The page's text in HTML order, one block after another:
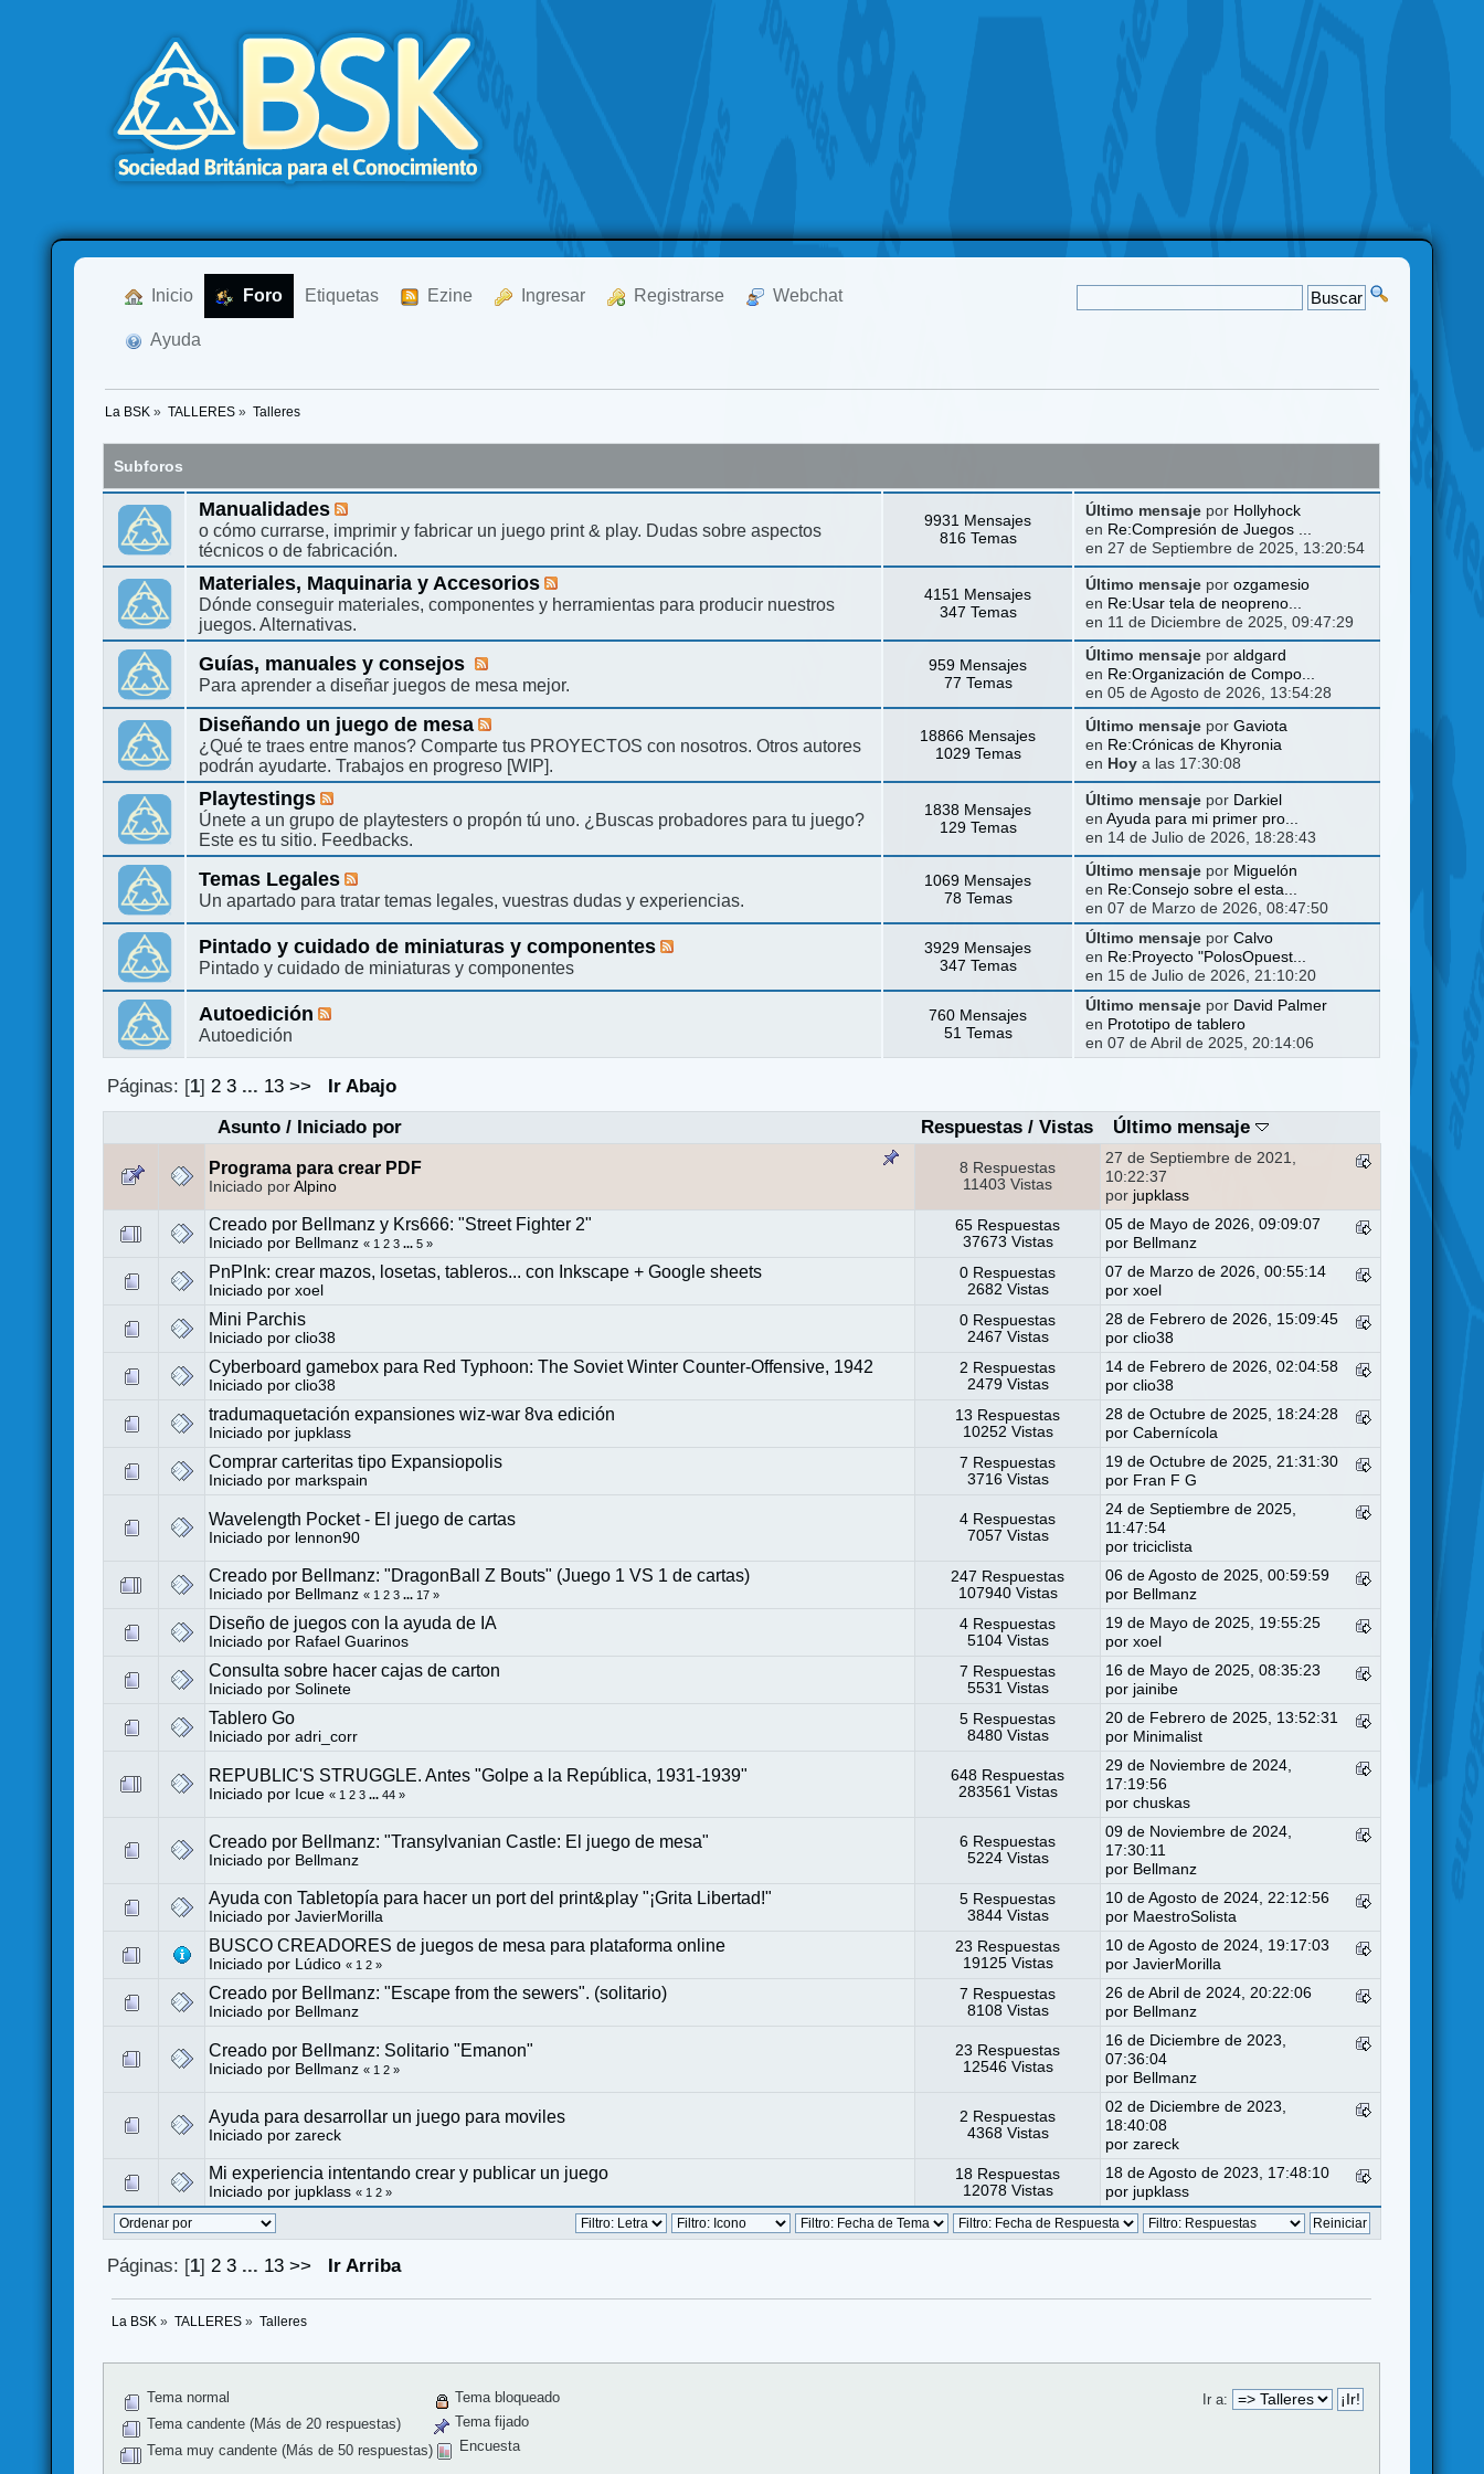
Inicio Foro Etiquetas Ezine Ingresar Registrarse Webchat
Ayuda
La BSK » TALLERES» Talleres
Subforos
Manualidades
o cómo currarse, imprimir y fabricar un juego print & play. Dudas sobre aspectos
técnicos o de fabricación.
9931 Mensajes
816 Temas
Último mensajepor Hollyhock
en Re:Compresión de Juegos ...
en 27 de Septiembre de 2025, 13:20:54
Materiales, Maquinaria y Accesorios
Dónde conseguir materiales, componentes y herramientas para producir nuestros
juegos. Alternativas.
4151 Mensajes
347 Temas
Último mensajepor ozgamesio
en Re:Usar tela de neopreno...
en 11 de Diciembre de 2025, 09:47:29
Guías, manuales y consejos
Para aprender a diseñar juegos de mesa mejor.
959 Mensajes
77 Temas
Último mensajepor aldgard
en Re:Organización de Compo...
en 05 de Agosto de 2026, 13:54:28
Diseñando un juego de mesa
¿Qué te traes entre manos? Comparte tus PROYECTOS con nosotros. Otros autores
podrán ayudarte. Trabajos en progreso [WIP].
18866 Mensajes
1029 Temas
Último mensajepor Gaviota
en Re:Crónicas de Khyronia
en Hoya las 17:30:08
Playtestings
Únete a un grupo de playtesters o propón tú uno. ¿Buscas probadores para tu juego?
Este es tu sitio. Feedbacks.
1838 Mensajes
129 Temas
Último mensajepor Darkiel
en Ayuda para mi primer pro...
en 14 de Julio de 2026, 18:28:43
Temas Legales
Un apartado para tratar temas legales, vuestras dudas y experiencias.
1069 Mensajes
78 Temas
Último mensajepor Miguelón
en Re:Consejo sobre el esta...
en 07 de Marzo de 2026, 08:47:50
Pintado y cuidado de miniaturas y componentes
Pintado y cuidado de miniaturas y componentes
3929 Mensajes
347 Temas
Último mensajepor Calvo
en Re:Proyecto "PolosOpuest...
en 15 de Julio de 2026, 21:10:20
Autoedición
Autoedición
760 Mensajes
51 Temas
Último mensajepor David Palmer
en Prototipo de tablero
en 07 de Abril de 2025, 20:14:06
Páginas: [1] 2 3 ... 13 >>
Ir Abajo
Asunto/ Iniciado por Respuestas /Vistas Último mensaje
Programa para crear PDF
Iniciado porAlpino
8 Respuestas
11403 Vistas
27 de Septiembre de 2021,
10:22:37
por jupklass
Creado por Bellmanz y Krs666: "Street Fighter 2"
Iniciado por Bellmanz « 1 2 3 ...5 »
65 Respuestas
37673 Vistas
05 de Mayo de 2026, 09:09:07
por Bellmanz
PnPInk: crear mazos, losetas, tableros... con Inkscape + Google sheets
Iniciado porxoel
0 Respuestas
2682 Vistas
07 de Marzo de 2026, 00:55:14
porxoel
Mini Parchis
Iniciado porclio38
0 Respuestas
2467 Vistas
28 de Febrero de 2026, 15:09:45
porclio38
Cyberboard gamebox para Red Typhoon: The Soviet Winter Counter-Offensive, 1942
Iniciado porclio38
2 Respuestas
2479 Vistas
14 de Febrero de 2026, 02:04:58
porclio38
tradumaquetación expansiones wiz-war 8va edición
Iniciado por jupklass
13 Respuestas
10252 Vistas
28 de Octubre de 2025, 18:24:28
porCabernícola
Comprar carteritas tipo Expansiopolis
Iniciado por markspain
7 Respuestas
3716 Vistas
19 de Octubre de 2025, 21:31:30
por Fran F G
Wavelength Pocket - El juego de cartas
Iniciado por lennon90
4 Respuestas
7057 Vistas
24 de Septiembre de 2025,
11:47:54
portriciclista
Creado por Bellmanz: "DragonBall Z Bouts" (Juego 1 VS 1 de cartas)
Iniciado por Bellmanz « 1 2 3 ... 17 »
247 Respuestas
107940 Vistas
06 de Agosto de 2025, 00:59:59
por Bellmanz
Diseño de juegos con la ayuda de IA
Iniciado por Rafael Guarinos
4 Respuestas
5104 Vistas
19 de Mayo de 2025, 19:55:25
porxoel
Consulta sobre hacer cajas de carton
Iniciado porSolinete
7 Respuestas
5531 Vistas
16 de Mayo de 2025, 08:35:23
por jainibe
Tablero Go
Iniciado poradri_corr
5 Respuestas
8480 Vistas
20 de Febrero de 2025, 13:52:31
por Minimalist
REPUBLIC'S STRUGGLE. Antes "Golpe a la República, 1931-1939"
Iniciado por Icue « 1 2 3 ...44 »
648 Respuestas
283561 Vistas
29 de Noviembre de 2024,
17:19:56
porchuskas
Creado por Bellmanz: "Transylvanian Castle: El juego de mesa"
Iniciado por Bellmanz
6 Respuestas
5224 Vistas
09 de Noviembre de 2024,
17:30:11
por Bellmanz
Ayuda con Tabletopía para hacer un port del print&play "¡Grita Libertad!"
Iniciado porJavierMorilla
5 Respuestas
3844 Vistas
10 de Agosto de 2024, 22:12:56
por MaestroSolista
BUSCO CREADORES de juegos de mesa para plataforma online
Iniciado por Lúdico « 1 2 »
23 Respuestas
19125 Vistas
10 de Agosto de 2024, 19:17:03
porJavierMorilla
Creado por Bellmanz: "Escape from the sewers". (solitario)
Iniciado por Bellmanz
7 Respuestas
8108 Vistas
26 de Abril de 2024, 20:22:06
por Bellmanz
Creado por Bellmanz: Solitario "Emanon"
Iniciado por Bellmanz « 1 2 »
23 Respuestas
12546 Vistas
16 de Diciembre de 2023,
07:36:04
por Bellmanz
Ayuda para desarrollar un juego para moviles
Iniciado porzareck
2 Respuestas
4368 Vistas
02 de Diciembre de 2023,
18:40:08
porzareck
Mi experiencia intentando crear y publicar un juego
Iniciado por jupklass « 1 2 »
18 Respuestas
12078 Vistas
18 de Agosto de 2023, 17:48:10
por jupklass
Páginas: [1] 2 3 ... 13 >> Ir Arriba
La BSK » TALLERES» Talleres
Ir a:
Tema normal
Tema candente (Más de 20 respuestas)
Tema muy candente (Más de 50 respuestas)
Tema bloqueado
Tema fijado
Encuesta